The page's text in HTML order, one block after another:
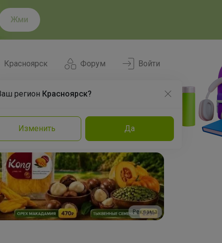
Жми
Форум
Красноярск
регион Красноярск?
Изменить Да
Войти
Команда Эксперты
Реклама